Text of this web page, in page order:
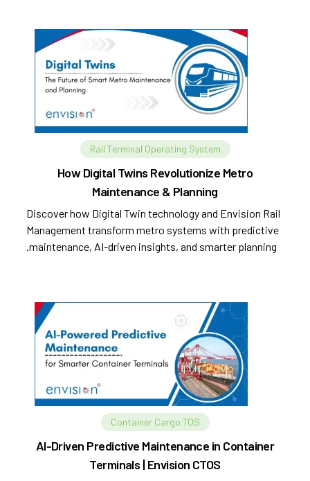
Rail Terminal Operating System
How Digital Twins Revolutionize Metro
Maintenance & Planning
Discover how Digital Twin technology and Envision Rail
Management transform metro systems with predictive
maintenance, AI-driven insights, and smarter planning.
Container Cargo TOS
AI-Driven Predictive Maintenance in Container
Terminals | Envision CTOS